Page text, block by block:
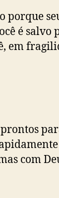
porque
é salvo
em
com